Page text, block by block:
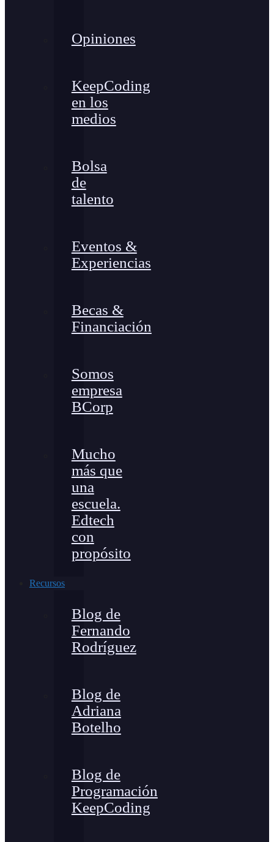
Opiniones
KeepCoding
en los
medios
Bolsa
de
talento
Eventos &
Experiencias
Becas &
Financiación
Somos
empresa
BCorp
Mucho
más que
una
escuela.
Edtech
con
propósito
Recursos
Blog de
Fernando
Rodríguez
Blog de
Adriana
Botelho
Blog de
Programación
KeepCoding